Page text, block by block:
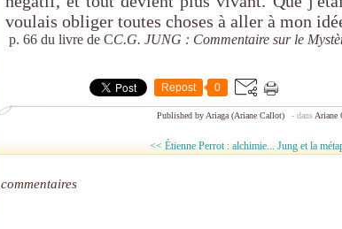
voulais obliger toutes choses à aller à mon
p. 66 du livre de CC.G. JUNG : Commentaire sur le
Repost 0
Published by Ariaga (Ariane Callot) - dans Ariane
<< Étienne Perrot : alchimie... Jung et la
commentaires